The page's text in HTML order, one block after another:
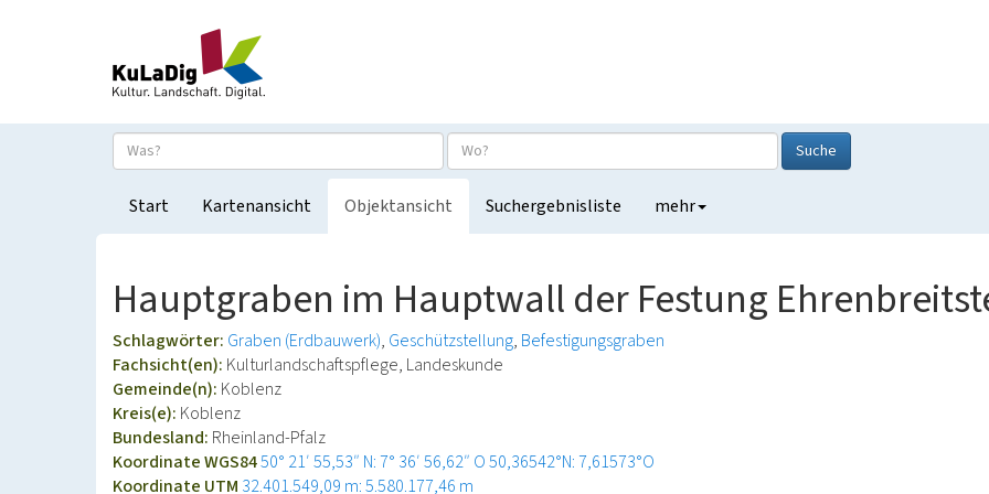
Suche
Start Kartenansicht Objektansicht Suchergebnisliste mehr
Hauptgraben im Hauptwall der Festung
Schlagwörter: Graben (Erdbauwerk) Geschützstellung Befestigungsgraben
Fachsicht(en): Kulturlandschaftspflege, Landeskunde
Gemeinde(n): Koblenz
Kreis(e): Koblenz
Bundesland: Rheinland-Pfalz
Koordinate WGS8450° 21′ 55,53″ N: 7° 36′ 56,62″ O50,36542°N: 7,61573°O
Koordinate UTM 32.401.549,09 m: 5.580.177,46 m